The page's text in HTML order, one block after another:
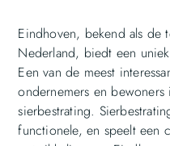
Eindhoven, bekend als de
Nederland, biedt een
Een van de meest
ondernemers en
sierbestrating.
functionele, en speelt een